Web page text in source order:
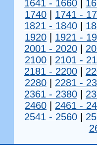
1641 - 1660
1740
1741 -
1821 - 1840
1920
1921 -
2001 - 2020
2100
2101 -
2181 - 2200
2280
2281 -
2361 - 2380
2460
2461 -
2541 - 2560